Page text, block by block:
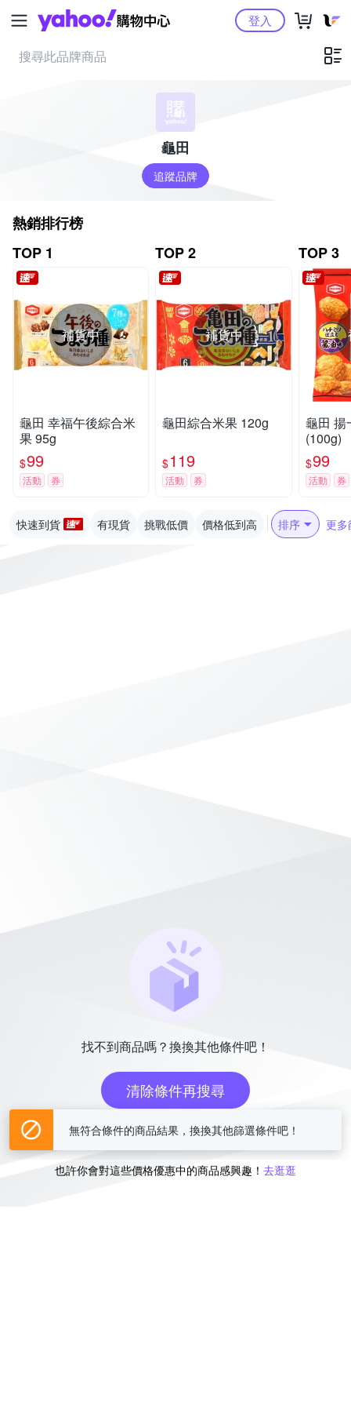
Yahoo購物中心登入
龜田
追蹤品牌
熱銷排行榜
TOP 1
補貨中
龜田 幸福午後綜合米
果 95g
$99
活動 券
TOP 2
補貨中
龜田綜合米果 120g
$119
活動 券
TOP 3
龜田 揚
(100g)
$99
活動 券
快速到貨 有現貨 挑戰低價 價格低到高 排序 更多
找不到商品嗎？換換其他條件吧！
清除條件再搜尋
或
也許你會對這些價格優惠中的商品感興趣！ 去逛逛
無符合條件的商品結果，換換其他篩選條件吧！